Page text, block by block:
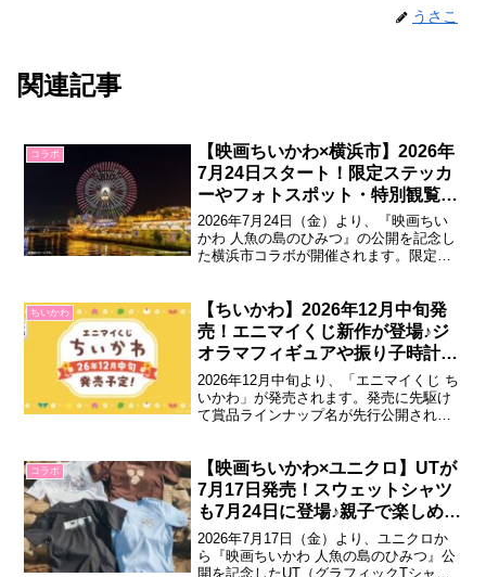
うさこ
関連記事
コラボ
【映画ちいかわ×横浜市】2026年
7月24日スタート！限定ステッカ
ーやフォトスポット・特別観覧車
が登場♪
2026年7月24日（金）より、『映画ちい
かわ 人魚の島のひみつ』の公開を記念し
た横浜市コラボが開催されます。限定ス
横浜のまちで楽しめる企画が登場しま
す。『映画ちいかわ 人魚の島のひみつ』
in横浜市コラボ「ちいかわ」初の映画
『映画...
ちいかわ
【ちいかわ】2026年12月中旬発
売！エニマイくじ新作が登場♪ジ
オラマフィギュアや振り子時計な
ど豪華ラインナップ
2026年12月中旬より、「エニマイくじ ち
いかわ」が発売されます。発売に先駆け
て賞品ラインナップ名が先行公開され、
などがラインナップされていますエニマ
イくじ ちいかわ今回のくじには、ジオラ
マフィギュアや加湿器をはじめ、ぬいぐ
る...
コラボ
【映画ちいかわ×ユニクロ】UTが
7月17日発売！スウェットシャツ
も7月24日に登場♪親子で楽しめる
コレクション
2026年7月17日（金）より、ユニクロか
ら『映画ちいかわ 人魚の島のひみつ』公
開を記念したUT（グラフィックTシャ